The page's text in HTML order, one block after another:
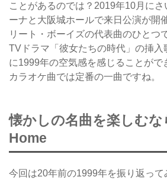
ことがあるのでは？2019年10月にさ
ーナと大阪城ホールで来日公演が開
リート・ボーイズの代表曲のひとつ
TVドラマ「彼女たちの時代」の挿入
に1999年の空気感を感じることがで
カラオケ曲では定番の一曲ですね。
懐かしの名曲を楽しむな
Home
今回は20年前の1999年を振り返って